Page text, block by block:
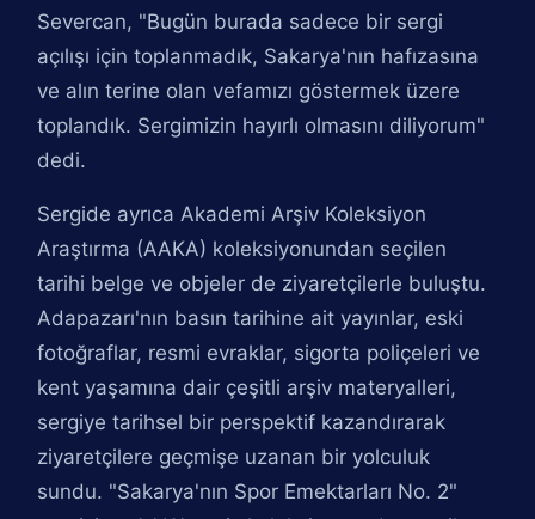
Severcan, "Bugün burada sadece bir sergi
açılışı için toplanmadık, Sakarya'nın hafızasına
ve alın terine olan vefamızı göstermek üzere
toplandık. Sergimizin hayırlı olmasını diliyorum"
dedi.
Sergide ayrıca Akademi Arşiv Koleksiyon
Araştırma (AAKA) koleksiyonundan seçilen
tarihi belge ve objeler de ziyaretçilerle buluştu.
Adapazarı'nın basın tarihine ait yayınlar, eski
fotoğraflar, resmi evraklar, sigorta poliçeleri ve
kent yaşamına dair çeşitli arşiv materyalleri,
sergiye tarihsel bir perspektif kazandırarak
ziyaretçilere geçmişe uzanan bir yolculuk
sundu. "Sakarya'nın Spor Emektarları No. 2"